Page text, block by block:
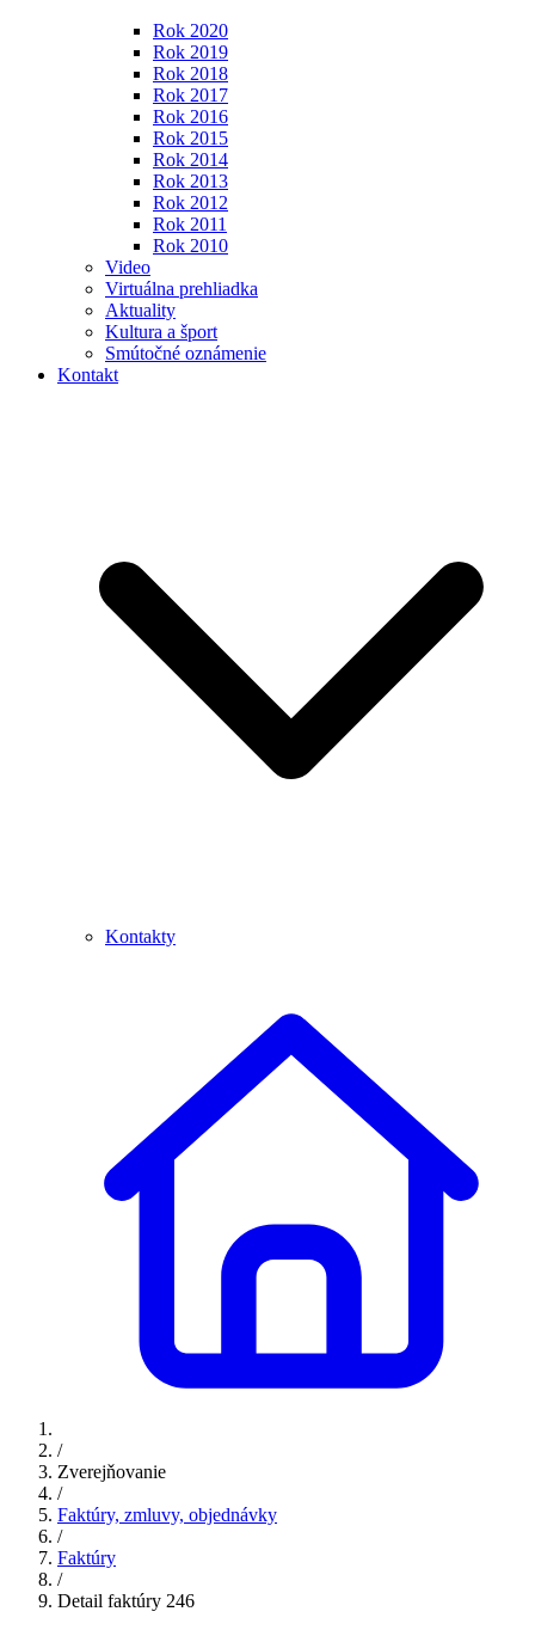
Rok 2020
Rok 2019
Rok 2018
Rok 2017
Rok 2016
Rok 2015
Rok 2014
Rok 2013
Rok 2012
Rok 2011
Rok 2010
Video
Virtuálna prehliadka
Aktuality
Kultura a šport
Smútočné oznámenie
Kontakt
Kontakty
/
Zverejňovanie
/
Faktúry, zmluvy, objednávky
/
Faktúry
/
Detail faktúry 246